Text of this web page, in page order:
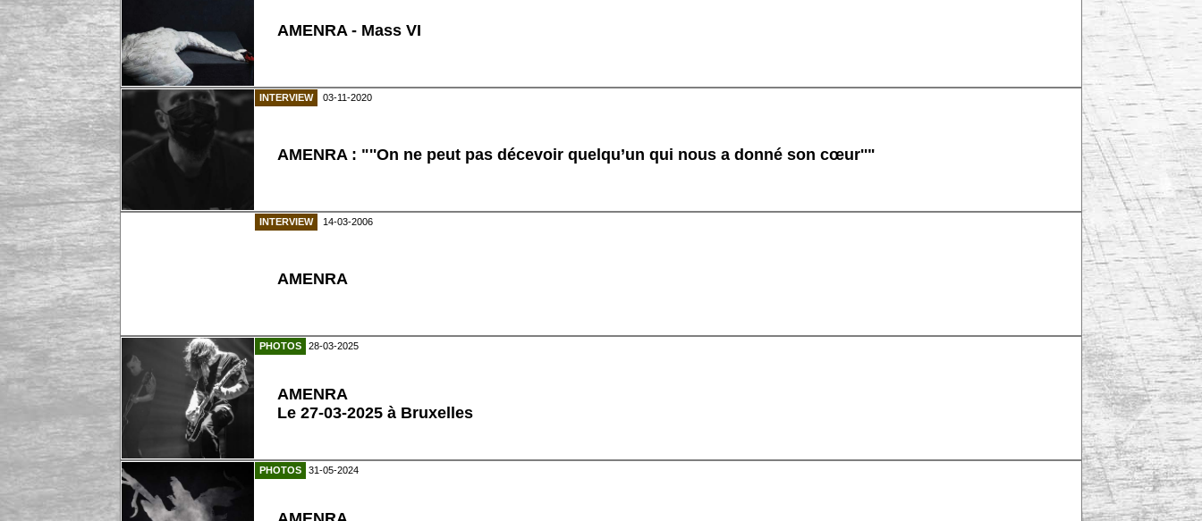
AMENRA - Mass VI
INTERVIEW 03-11-2020
AMENRA : "''On ne peut pas décevoir quelqu’un qui nous a donné son cœur''"
INTERVIEW 14-03-2006
AMENRA
PHOTOS 28-03-2025
AMENRA
Le 27-03-2025 à Bruxelles
PHOTOS 31-05-2024